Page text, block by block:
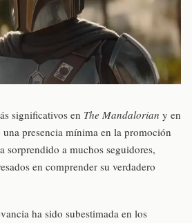
significativos en The Mandalorian y en
presencia mínima en la promoción
sorprendido a muchos seguidores,
en comprender su verdadero
ha sido subestimada en los